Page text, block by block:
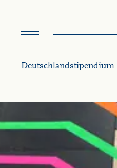
Menü
Deutschland­stipendium